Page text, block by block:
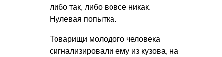
либо так, либо вовсе никак.
Нулевая попытка.
Товарищи молодого человека
сигнализировали ему из кузова, на